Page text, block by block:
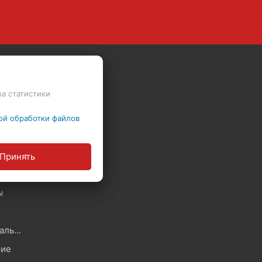
Скидки - Распродажа - Суперцены
Политика в отношении обработки файлов Cookie
Политика обработки персональных данных
статистики
обработки файлов
Принять